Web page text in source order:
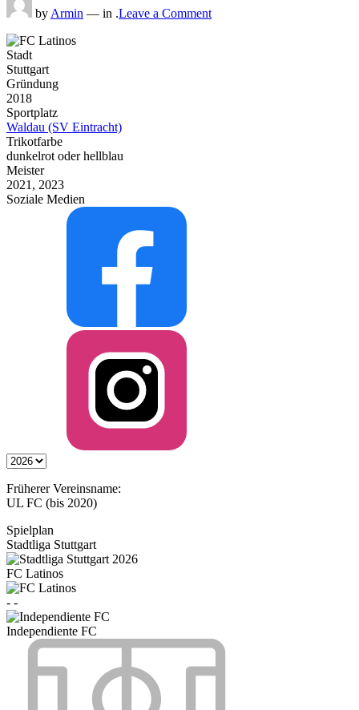
by Armin — in .Leave a CommentFC
Stadt
Stuttgart
Gründung
2018
Sportplatz
Waldau (SV Eintracht)
Trikotfarbe
dunkelrot oder hellblau
Meister
2021, 2023
Soziale Medien
Früherer Vereinsname:
UL FC (bis 2020)
Spielplan
Stadtliga Stuttgart
FC Latinos
- -
Independiente FC